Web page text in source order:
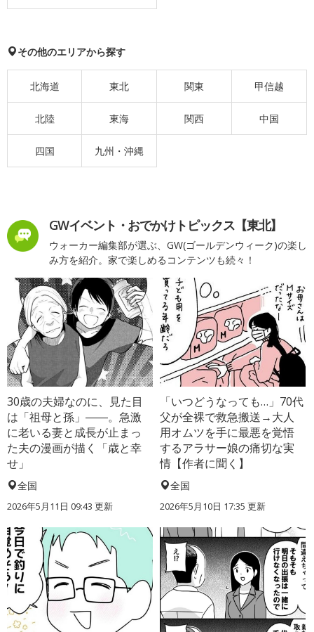
その他のエリアから探す
北海道 東北 関東 甲信越
北陸 東海 関西 中国
四国 九州・沖縄
GWイベント・おでかけトピックス【東北】
ウォーカー編集部が選ぶ、GW(ゴールデンウィーク)の楽し
み方を紹介。家で楽しめるコンテンツも続々！
30歳の夫婦なのに、見た目
は「祖母と孫」――。急激
に老いる妻と成長が止まっ
た夫の漫画が描く「歳と幸
せ」
全国
2026年5月11日 09:43 更新
「いつどうなっても…」70代
父が全裸で救急搬送→大人
用オムツを手に最悪を覚悟
するアラサー娘の痛切な実
情【作者に聞く】
全国
2026年5月10日 17:35 更新